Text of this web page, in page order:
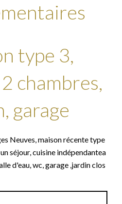
type 3,
chambres,
garage
Neuves, maison récente type
séjour, cuisine indépendantea
d'eau, wc, garage ,jardin clos